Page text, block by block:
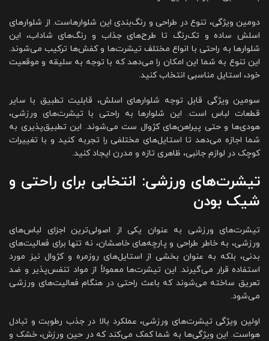
دومین ویژگی، تنوع در طراحی و رنگ‌بندی این شلوارهاست. از شلوارهای
اسلش ساده و تک‌رنگ تا طرح‌های جذاب و رنگ‌های شاداب، این
شلوارها به راحتی با انواع مختلف تیشرت‌ها و کفش‌ها ترکیب می‌شوند.
این تنوع به شما این امکان را می‌دهد که با توجه به سلیقه و موقعیت
خود، استایل مناسبی انتخاب کنید.
سومین ویژگی قابل توجه شلوارهای اسلش، قابلیت تطبیق با سایر
قطعات لباس است. این شلوارها به راحتی با تیشرت‌های ورزشی،
هودی‌ها و حتی پیراهن‌های کژوال ست می‌شوند. این تطبیق‌پذیری به
شما اجازه می‌دهد تا استایل‌های مختلفی را تجربه کنید و با تغییرات
کوچک در لوازم جانبی، ظاهری تازه و مدرن ایجاد کنید.
تیشرت‌های ورزشی: انتخابی برای راحتی و
شیک بودن
تیشرت‌های ورزشی به عنوان یکی از اصولی‌ترین اجزای لباس‌های
ورزشی، به خاطر طراحی و پارچه‌های خاصشان، نه تنها برای فعالیت‌های
بدنی، بلکه به عنوان بخشی از استایل‌های روزمره و کژوال نیز مورد
استفاده قرار می‌گیرند. این تیشرت‌ها معمولاً از مواد تنفس‌پذیر و ضد
تعریق ساخته می‌شوند که باعث راحتی در هنگام فعالیت‌های ورزشی
می‌شود.
اولین ویژگی تیشرت‌های ورزشی، عملکرد بالا در جذب رطوبت و تبادل
هواست. این ویژگی‌ها به شما کمک می‌کند که در حین ورزش، خشک و